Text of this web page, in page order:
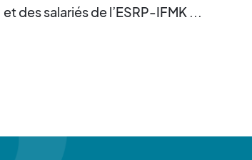
et des salariés de l’ESRP-IFMK ...